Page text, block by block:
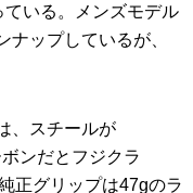
いる。メンズモデル
ップしているが、
、スチールが
ンだとフジクラ
正グリップは47gのラ